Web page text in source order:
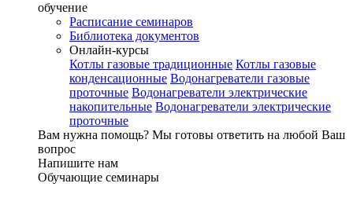
обучение
Расписание семинаров
Библиотека документов
Онлайн-курсы
Котлы газовые традиционные Котлы газовые
конденсационные Водонагреватели газовые
проточные Водонагреватели электрические
накопительные Водонагреватели электрические
проточные
Вам нужна помощь? Мы готовы ответить на любой Ваш
вопрос
Напишите нам
Обучающие семинары